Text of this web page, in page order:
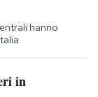
hanno
in